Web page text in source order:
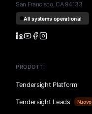
San Francisco, CA 94133
PRODOTTI
Tendersight Platform
Tendersight Leads Nuovo